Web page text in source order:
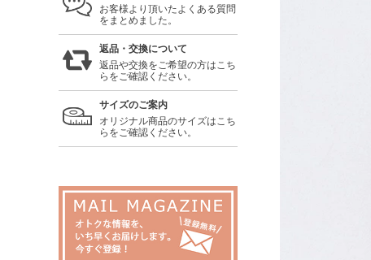
お客様より頂いたよくある質問
をまとめました。
返品・交換について
返品や交換をご希望の方はこち
らをご確認ください。
サイズのご案内
オリジナル商品のサイズはこち
らをご確認ください。